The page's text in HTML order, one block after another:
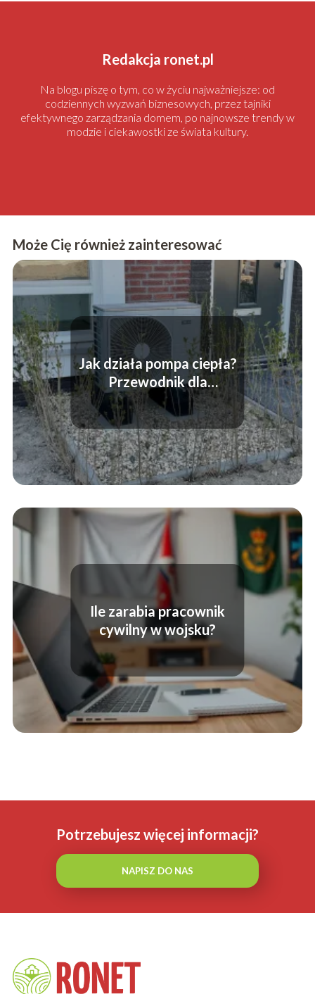
Redakcja ronet.pl
Na blogu piszę o tym, co w życiu najważniejsze: od
codziennych wyzwań biznesowych, przez tajniki
efektywnego zarządzania domem, po najnowsze trendy w
modzie i ciekawostki ze świata kultury.
Może Cię również zainteresować
Jak działa pompa ciepła?
Przewodnik dla
początkujących
Ile zarabia pracownik
cywilny w wojsku?
Potrzebujesz więcej informacji?
NAPISZ DO NAS